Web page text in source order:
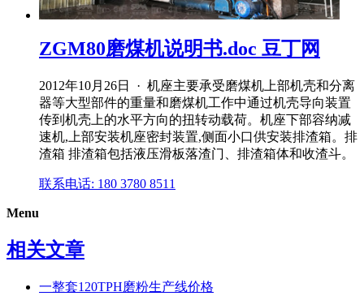
ZGM80磨煤机说明书.doc 豆丁网
2012年10月26日 · 机座主要承受磨煤机上部机壳和分离
器等大型部件的重量和磨煤机工作中通过机壳导向装置
传到机壳上的水平方向的扭转动载荷。机座下部容纳减
速机,上部安装机座密封装置,侧面小口供安装排渣箱。排
渣箱 排渣箱包括液压滑板落渣门、排渣箱体和收渣斗。
联系电话: 180 3780 8511
Menu
相关文章
一整套120TPH磨粉生产线价格